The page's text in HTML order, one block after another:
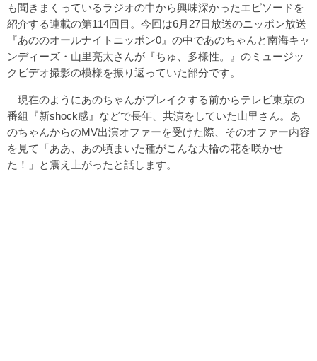
も聞きまくっているラジオの中から興味深かったエピソードを
紹介する連載の第114回目。今回は6月27日放送のニッポン放送
『あののオールナイトニッポン0』の中であのちゃんと南海キャ
ンディーズ・山里亮太さんが『ちゅ、多様性。』のミュージッ
クビデオ撮影の模様を振り返っていた部分です。
現在のようにあのちゃんがブレイクする前からテレビ東京の
番組『新shock感』などで長年、共演をしていた山里さん。あ
のちゃんからのMV出演オファーを受けた際、そのオファー内容
を見て「ああ、あの頃まいた種がこんな大輪の花を咲かせ
た！」と震え上がったと話します。